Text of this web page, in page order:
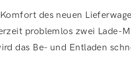
des neuen
problemlos zwei Lade-
das Be- und Entladen